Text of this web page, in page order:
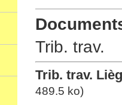
Trib. trav.
Trib. trav.
489.5 ko)